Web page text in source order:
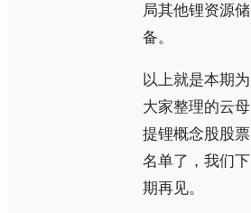
局其他锂资源储
备。
以上就是本期为
大家整理的云母
提锂概念股股票
名单了，我们下
期再见。